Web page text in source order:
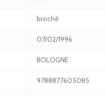
broché
07/02/1996
BOLOGNE
9788877605085